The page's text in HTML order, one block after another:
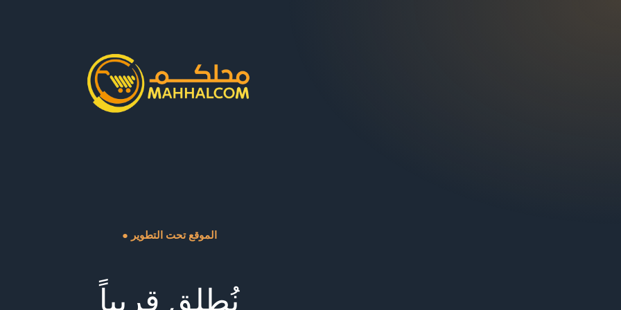
● الموقع تحت التطوير
نُطلق قريباً